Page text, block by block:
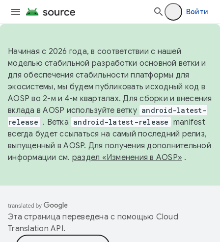
Войти
Начиная с 2026 года, в соответствии с нашей
моделью стабильной разработки основной ветки и
для обеспечения стабильности платформы для
экосистемы, мы будем публиковать исходный код в
AOSP во 2-м и 4-м кварталах. Для сборки и внесения
вклада в AOSP используйте ветку android-latest-
release . Ветка android-latest-release manifest
всегда будет ссылаться на самый последний релиз,
выпущенный в AOSP. Для получения дополнительной
информации см. раздел «Изменения в AOSP» .
Эта страница переведена с помощью Cloud
Translation API.